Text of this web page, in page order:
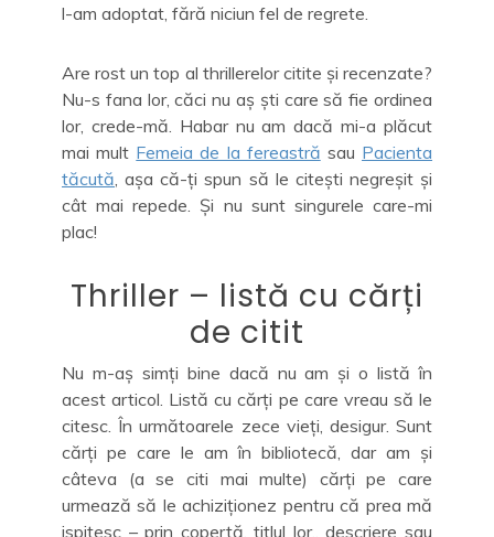
l-am adoptat, fără niciun fel de regrete.
Are rost un top al thrillerelor citite și recenzate?
Nu-s fana lor, căci nu aș ști care să fie ordinea
lor, crede-mă. Habar nu am dacă mi-a plăcut
mai mult Femeia de la fereastră sau Pacienta
tăcută , așa că-ți spun să le citești negreșit și
cât mai repede. Și nu sunt singurele care-mi
plac!
Thriller – listă cu cărți
de citit
Nu m-aș simți bine dacă nu am și o listă în
acest articol. Listă cu cărți pe care vreau să le
citesc. În următoarele zece vieți, desigur. Sunt
cărți pe care le am în bibliotecă, dar am și
câteva (a se citi mai multe) cărți pe care
urmează să le achiziționez pentru că prea mă
ispitesc – prin copertă, titlul lor., descriere sau